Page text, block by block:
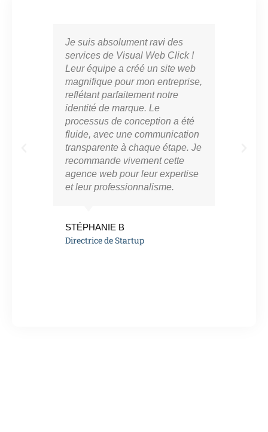
Je suis absolument ravi des
services de Visual Web Click !
Leur équipe a créé un site web
magnifique pour mon entreprise,
reflétant parfaitement notre
identité de marque. Le
processus de conception a été
fluide, avec une communication
transparente à chaque étape. Je
recommande vivement cette
agence web pour leur expertise
et leur professionnalisme.
STÉPHANIE B
Directrice de Startup